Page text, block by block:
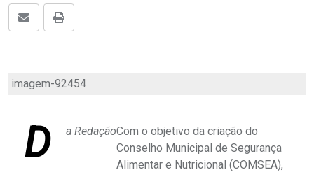
imagem-92454
D a RedaçãoCom o objetivo da criação do
Conselho Municipal de Segurança
Alimentar e Nutricional (COMSEA),